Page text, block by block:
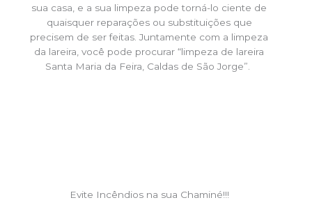
sua casa, e a sua limpeza pode torná-lo ciente de
quaisquer reparações ou substituições que
precisem de ser feitas. Juntamente com a limpeza
da lareira, você pode procurar “limpeza de lareira
Santa Maria da Feira, Caldas de São Jorge”.
Evite Incêndios na sua Chaminé!!!